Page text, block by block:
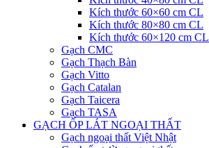
Kích thước 60×60 cm CL
Kích thước 80×80 cm CL
Kích thước 60×120 cm CL
Gạch CMC
Gạch Thạch Bàn
Gạch Vitto
Gạch Catalan
Gạch Taicera
Gạch TASA
GẠCH ỐP LÁT NGOẠI THẤT
Gạch ngoại thất Việt Nhật